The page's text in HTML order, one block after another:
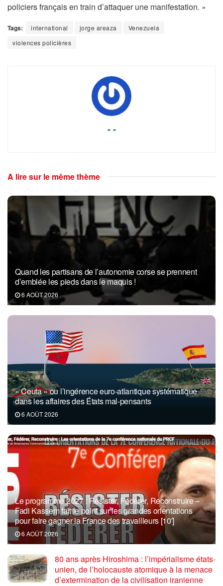
policiers français en train d’attaquer une manifestation. »
Tags: international jorge areaza
Venezuela
violences policières
- -
A lire sur le même thème
Quand les partisans de l’autonomie corse se prennent
d’emblée les pieds dans le maquis !
6 AOÛT 2026
« Ceuta » ou l’ingérence euro-atlantique systématique
dans les affaires des États mal-pensants
6 AOÛT 2026
Le programme 2027 : Résister, Fédérer, Reconstruire –
Fadi Kassem fait le point sur les grandes orientations
pour faire gagner la France des travailleurs [10′]
6 AOÛT 2026
80 ans après Hiroshima : l’impérialisme états-
unien, de l’holocauste atomique à la menace
d’extermination de la civilisation iranienne